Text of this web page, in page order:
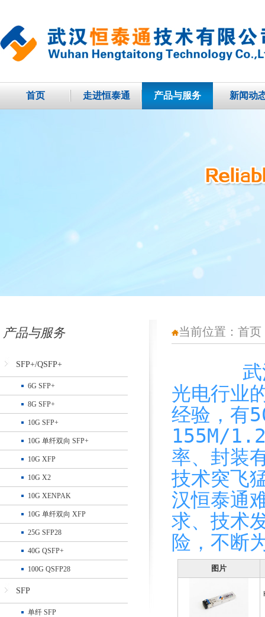
首页 走进恒泰通 产品与服务 新闻动
产品与服务
SFP+/QSFP+
6G SFP+
8G SFP+
10G SFP+
10G 单纤双向 SFP+
10G XFP
10G X2
10G XENPAK
10G 单纤双向 XFP
25G SFP28
40G QSFP+
100G QSFP28
SFP
单纤 SFP
当前位置： 首页
武汉恒
光电行业
经验， 有
155M/
率、封装
技术突飞
汉恒泰通
求、技术
险，不断
图片